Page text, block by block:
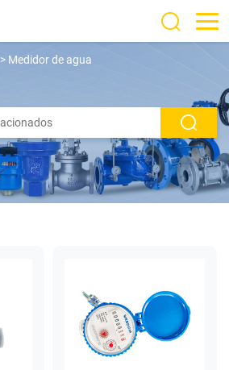
> Medidor de agua